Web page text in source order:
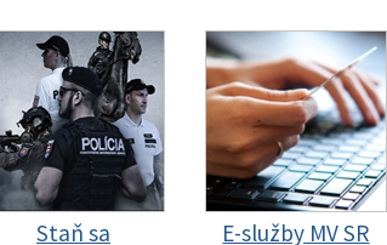
Staň sa
E-služby MV SR